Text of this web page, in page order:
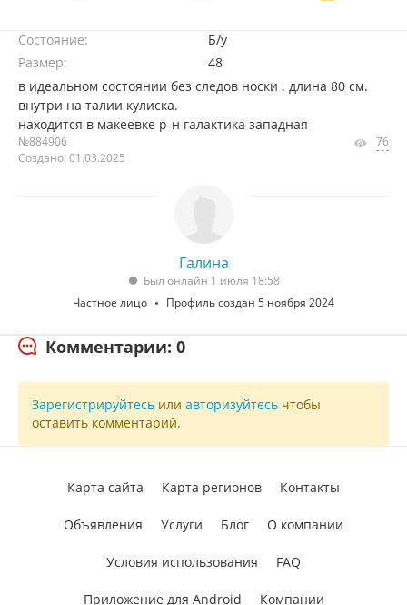
Состояние:
Б/у
Размер:
48
в идеальном состоянии без следов носки . длина 80 см.
внутри на талии кулиска.
находится в макеевке р-н галактика западная
№884906
Создано: 01.03.2025
76
Галина
Был онлайн 1 июля 18:58
Частное лицо
Профиль создан 5 ноября 2024
Комментарии: 0
Зарегистрируйтесь или авторизуйтесь чтобы
оставить комментарий.
Карта сайта Карта регионов Контакты
Объявления Услуги Блог О компании
Условия использования FAQ
Приложение для Android Компании